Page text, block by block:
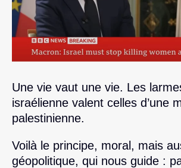
Une vie vaut une vie. Les
israélienne valent celles d’une
palestinienne.
Voilà le principe, moral, mais
géopolitique, qui nous guide :